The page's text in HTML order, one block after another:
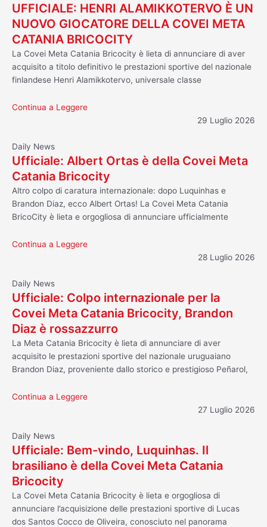
UFFICIALE: HENRI ALAMIKKOTERVO È UN
NUOVO GIOCATORE DELLA COVEI META
CATANIA BRICOCITY
La Covei Meta Catania Bricocity è lieta di annunciare di aver
acquisito a titolo definitivo le prestazioni sportive del nazionale
finlandese Henri Alamikkotervo, universale classe
Continua a Leggere
29 Luglio 2026
Daily News
Ufficiale: Albert Ortas è della Covei Meta
Catania Bricocity
Altro colpo di caratura internazionale: dopo Luquinhas e
Brandon Diaz, ecco Albert Ortas! La Covei Meta Catania
BricoCity è lieta e orgogliosa di annunciare ufficialmente
Continua a Leggere
28 Luglio 2026
Daily News
Ufficiale: Colpo internazionale per la
Covei Meta Catania Bricocity, Brandon
Diaz è rossazzurro
La Meta Catania Bricocity è lieta di annunciare di aver
acquisito le prestazioni sportive del nazionale uruguaiano
Brandon Diaz, proveniente dallo storico e prestigioso Peñarol,
Continua a Leggere
27 Luglio 2026
Daily News
Ufficiale: Bem-vindo, Luquinhas. Il
brasiliano è della Covei Meta Catania
Bricocity
La Covei Meta Catania Bricocity è lieta e orgogliosa di
annunciare l’acquisizione delle prestazioni sportive di Lucas
dos Santos Cocco de Oliveira, conosciuto nel panorama